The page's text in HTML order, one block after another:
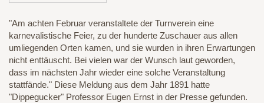
"Am achten Februar veranstaltete der Turnverein eine
karnevalistische Feier, zu der hunderte Zuschauer aus allen
umliegenden Orten kamen, und sie wurden in ihren Erwartungen
nicht enttäuscht. Bei vielen war der Wunsch laut geworden,
dass im nächsten Jahr wieder eine solche Veranstaltung
stattfände." Diese Meldung aus dem Jahr 1891 hatte
"Dippegucker" Professor Eugen Ernst in der Presse gefunden.